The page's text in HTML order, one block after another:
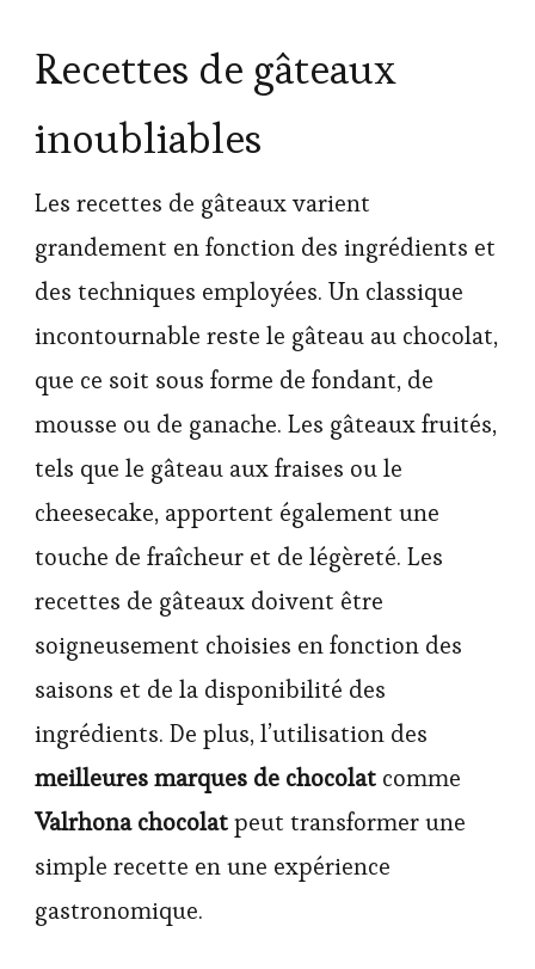
Recettes de gâteaux
inoubliables
Les recettes de gâteaux varient
grandement en fonction des ingrédients et
des techniques employées. Un classique
incontournable reste le gâteau au chocolat,
que ce soit sous forme de fondant, de
mousse ou de ganache. Les gâteaux fruités,
tels que le gâteau aux fraises ou le
cheesecake, apportent également une
touche de fraîcheur et de légèreté. Les
recettes de gâteaux doivent être
soigneusement choisies en fonction des
saisons et de la disponibilité des
ingrédients. De plus, l’utilisation des
meilleures marques de chocolat comme
Valrhona chocolatpeut transformer une
simple recette en une expérience
gastronomique.